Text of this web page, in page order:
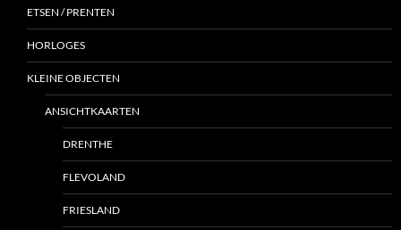
ETSEN / PRENTEN
HORLOGES
KLEINE OBJECTEN
ANSICHTKAARTEN
DRENTHE
FLEVOLAND
FRIESLAND